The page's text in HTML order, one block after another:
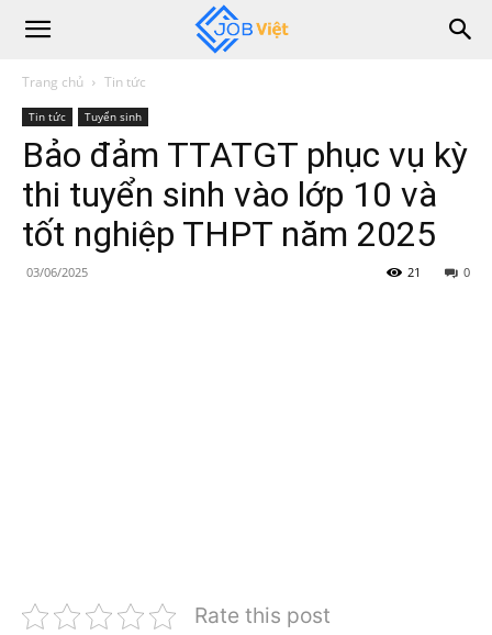
Trang chủ Tin tức
Tin tức Tuyển sinh
Bảo đảm TTATGT phục vụ kỳ
thi tuyển sinh vào lớp 10 và
tốt nghiệp THPT năm 2025
03/06/2025 0
21
Rate this post